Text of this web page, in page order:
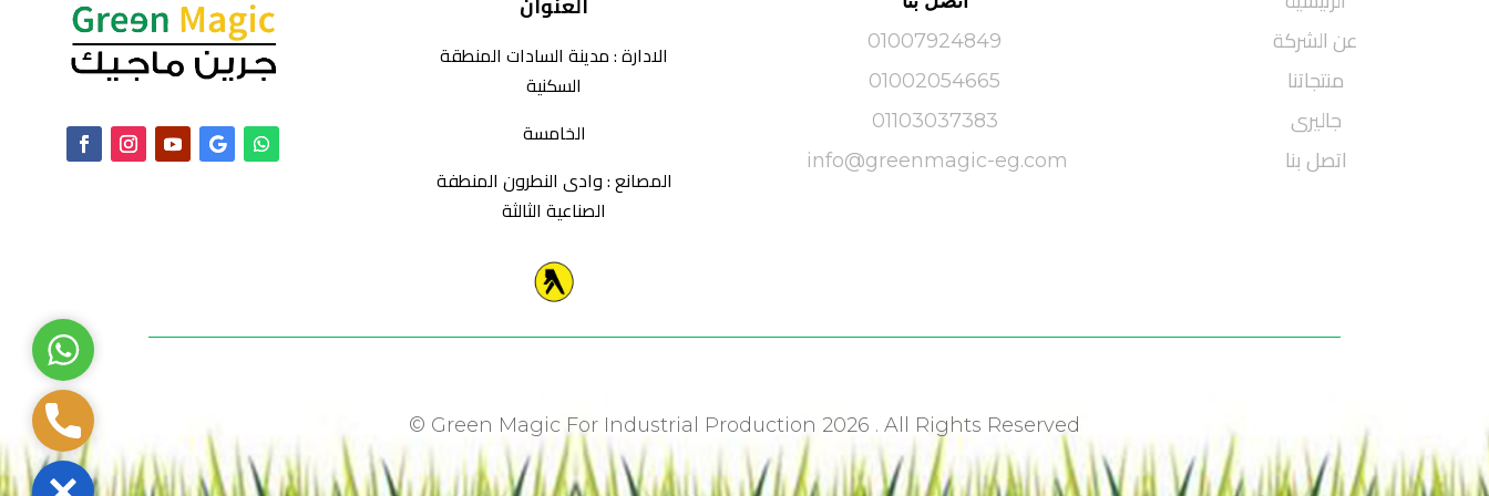
الادارة : مدينة السادات المنطقة
السكنية
الخامسة
المصانع : وادى النطرون المنطفة
الصناعية الثالثة
01007924849
01002054665
01103037383
info@greenmagic-eg.com
عن الشركة
منتجاتنا
جاليرى
اتصل بنا
© Green Magic For Industrial Production 2026 . All Rights Reserved
WhatsApp
Phone
Close